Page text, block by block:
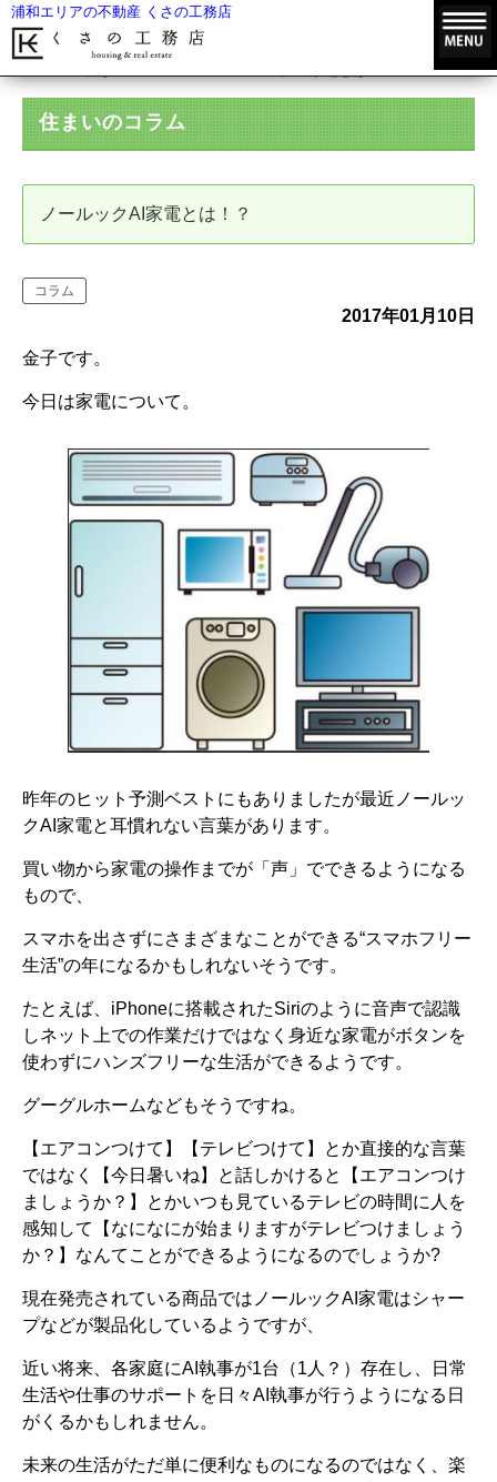
浦和エリアの不動産 くさの工務店
住まいのコラム
ノールックAI家電とは！？
コラム
2017年01月10日
金子です。
今日は家電について。
昨年のヒット予測ベストにもありましたが最近ノールッ
クAI家電と耳慣れない言葉があります。
買い物から家電の操作までが「声」でできるようになる
もので、
スマホを出さずにさまざまなことができる“スマホフリー
生活”の年になるかもしれないそうです。
たとえば、iPhoneに搭載されたSiriのように音声で認識
しネット上での作業だけではなく身近な家電がボタンを
使わずにハンズフリーな生活ができるようです。
グーグルホームなどもそうですね。
【エアコンつけて】【テレビつけて】とか直接的な言葉
ではなく【今日暑いね】と話しかけると【エアコンつけ
ましょうか？】とかいつも見ているテレビの時間に人を
感知して【なになにが始まりますがテレビつけましょう
か？】なんてことができるようになるのでしょうか?
現在発売されている商品ではノールックAI家電はシャー
プなどが製品化しているようですが、
近い将来、各家庭にAI執事が1台（1人？）存在し、日常
生活や仕事のサポートを日々AI執事が行うようになる日
がくるかもしれません。
未来の生活がただ単に便利なものになるのではなく、楽